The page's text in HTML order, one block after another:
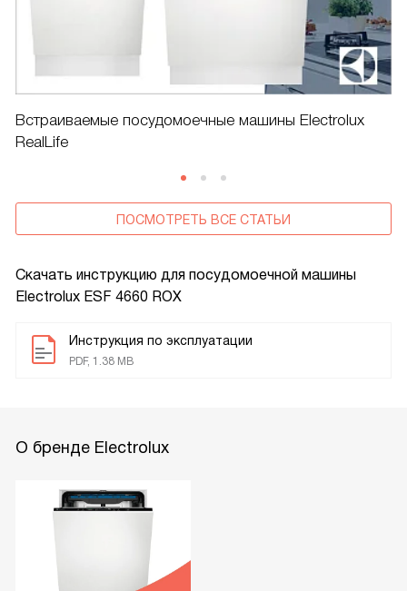
Скачать инструкцию для посудомоечной машины
Electrolux ESF 4660 ROX
Инструкция по эксплуатации
PDF, 1.38 MB
Встраиваемые посудомоечные машины Electrolux
RealLife
ПОСМОТРЕТЬ ВСЕ СТАТЬИ
О бренде Electrolux